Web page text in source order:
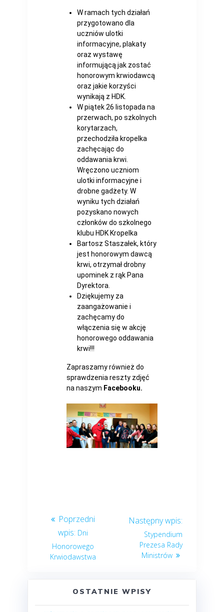
W ramach tych działań
przygotowano dla
uczniów ulotki
informacyjne, plakaty
oraz wystawę
informującą jak zostać
honorowym krwiodawcą
oraz jakie korzyści
wynikają z HDK.
W piątek 26 listopada na
przerwach, po szkolnych
korytarzach,
przechodziła kropelka
zachęcając do
oddawania krwi.
Wręczono uczniom
ulotki informacyjne i
drobne gadżety. W
wyniku tych działań
pozyskano nowych
członków do szkolnego
klubu HDK Kropelka
Bartosz Staszałek, który
jest honorowym dawcą
krwi, otrzymał drobny
upominek z rąk Pana
Dyrektora.
Dziękujemy za
zaangażowanie i
zachęcamy do
włączenia się w akcję
honorowego oddawania
krwi!!!
Zapraszamy również do
sprawdzenia reszty zdjęć
na naszym Facebooku.
Dni
Honorowego
Krwiodawstwa
Stypendium
Prezesa Rady
Ministrów
OSTATNIE WPISY